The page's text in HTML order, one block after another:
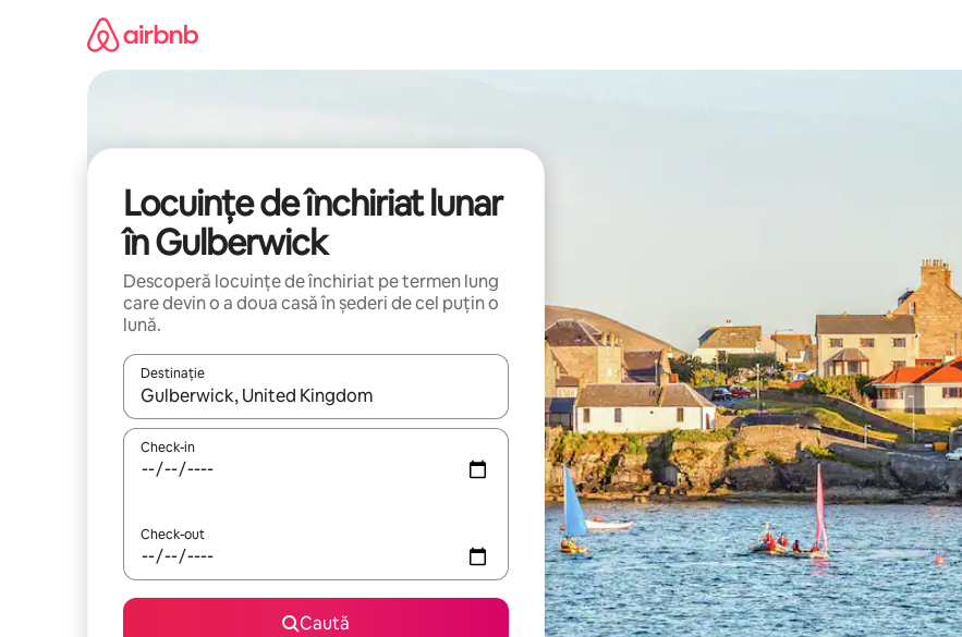
Locuințe de închiriat lunar
în Gulberwick
Descoperă locuințe de închiriat pe termen lung
care devin o a doua casă în șederi de cel puțin o
lună.
Destinație
Când se încarcă rezultatele, navighează folosind tastele săgeată în sus și în jos sau prin gesturi de atingere ori glisare.
Check-in
Check-out
Caută